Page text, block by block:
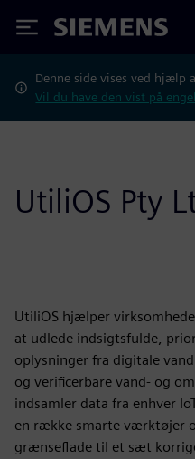
Siemens
Denne side vises ved hjælp
Vil du have den vist på
UtiliOS Pty
UtiliOS hjælper
at udlede indsigtsfulde,
oplysninger fra digitale
og verificerbare vand- og
indsamler data fra enhver
en række smarte værktøjer
grænseflade til et sæt